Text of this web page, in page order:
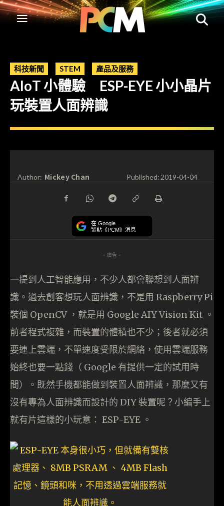
科技新聞 STEM 產品及服務
AIoT 小體驗 ESP-EYE 小小晶片
玩裝置人面辨識
Author: Mickey Chan Published:2019-04-04
在 Google
緊貼《PCM》消息
- 廣告 -
一提到人工智能應用，不少人都會聯想到人面辨
識。過去創客想玩人面辨識，不是用 Raspberry Pi
裝個 OpenCV ，就是用 Google AIY Vision Kit 。
前者程式複雜，而裝置的體積也不少；後者就必須
要連上雲端，不單速度受限於網絡，使用雲端服務
始終也要一點錢（ Google 有提供一定的試用時
間）。既然手機都能做到裝置人面辨識，那麼又有
沒有專為人面辨識而設計的 DIY 裝置呢？小編手上
就有片這樣的小玩意： ESP-EYE 。